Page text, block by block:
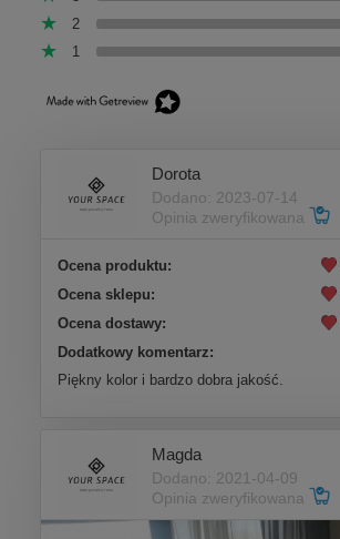
2
1
Dorota
Dodano: 2023-07-14
Opinia zweryfikowana
Ocena produktu:
Ocena sklepu:
Ocena dostawy:
Dodatkowy komentarz:
Piękny kolor i bardzo dobra jakość.
Magda
Dodano: 2021-04-09
Opinia zweryfikowana